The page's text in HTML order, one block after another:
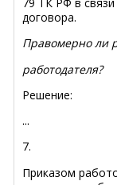
договора.
Правомерно ли
работодателя?
Решение:
...
7.
Приказом